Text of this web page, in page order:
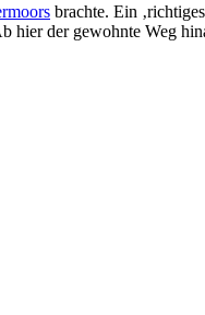
brachte. Ein
hier der gewohnte Weg